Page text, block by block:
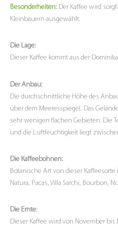
Besonderheiten: Der Kaffee wird
Kleinbauern ausgewählt.
Die Lage:
Dieser Kaffee kommt aus der
Der Anbau:
Die durchschnittliche Höhe des
über dem Meeresspiegel. Das
sehr wenigen flachen Gebieten. Die
und die Luftfeuchtigkeit liegt
Die Kaffeebohnen:
Botanische Art von dieser Kaffeesorte
Natura, Pacas, Villa Sarchi, Bourbon,
Die Ernte:
Dieser Kaffee wird von November